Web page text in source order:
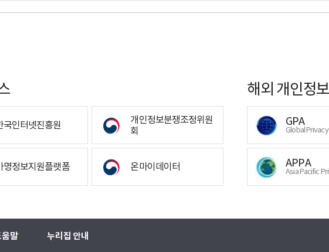
국인터넷진흥원
개인정보분쟁조정위원
회
명정보지원플랫폼 온마이데이터
해외 개인정
GPA
Global
APPA
Asia Pacific
말 누리집 안내